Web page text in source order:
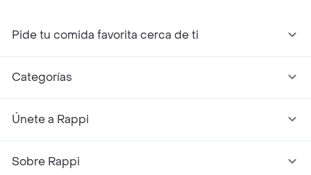
Pide tu comida favorita cerca de ti
Categorías
Únete a Rappi
Sobre Rappi